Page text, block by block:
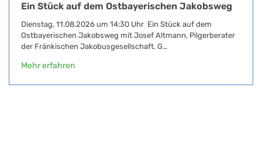
Ein Stück auf dem Ostbayerischen Jakobsweg
Dienstag, 11.08.2026 um 14:30 Uhr Ein Stück auf dem
Ostbayerischen Jakobsweg mit Josef Altmann, Pilgerberater
der Fränkischen Jakobusgesellschaft. G…
Mehr erfahren